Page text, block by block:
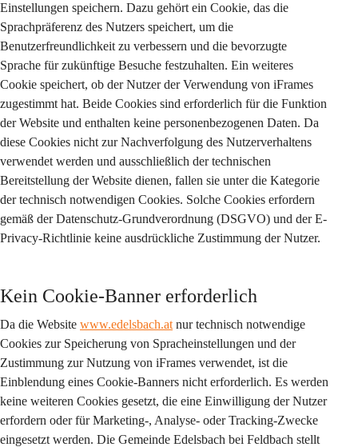
Einstellungen speichern. Dazu gehört ein Cookie, das die
Sprachpräferenz des Nutzers speichert, um die
Benutzerfreundlichkeit zu verbessern und die bevorzugte
Sprache für zukünftige Besuche festzuhalten. Ein weiteres
Cookie speichert, ob der Nutzer der Verwendung von iFrames
zugestimmt hat. Beide Cookies sind erforderlich für die Funktion
der Website und enthalten keine personenbezogenen Daten. Da
diese Cookies nicht zur Nachverfolgung des Nutzerverhaltens
verwendet werden und ausschließlich der technischen
Bereitstellung der Website dienen, fallen sie unter die Kategorie
der technisch notwendigen Cookies. Solche Cookies erfordern
gemäß der Datenschutz-Grundverordnung (DSGVO) und der E-
Privacy-Richtlinie keine ausdrückliche Zustimmung der Nutzer.
Kein Cookie-Banner erforderlich
Da die Website www.edelsbach.at nur technisch notwendige
Cookies zur Speicherung von Spracheinstellungen und der
Zustimmung zur Nutzung von iFrames verwendet, ist die
Einblendung eines Cookie-Banners nicht erforderlich. Es werden
keine weiteren Cookies gesetzt, die eine Einwilligung der Nutzer
erfordern oder für Marketing-, Analyse- oder Tracking-Zwecke
eingesetzt werden. Die Gemeinde Edelsbach bei Feldbach stellt